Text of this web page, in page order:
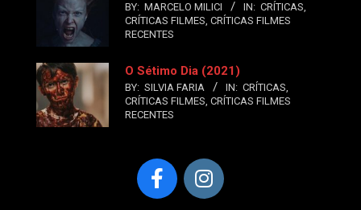
BY: MARCELO MILICI IN: CRÍTICAS,
CRÍTICAS FILMES, CRÍTICAS FILMES
RECENTES
O Sétimo Dia (2021)
BY: SILVIA FARIA IN: CRÍTICAS,
CRÍTICAS FILMES, CRÍTICAS FILMES
RECENTES